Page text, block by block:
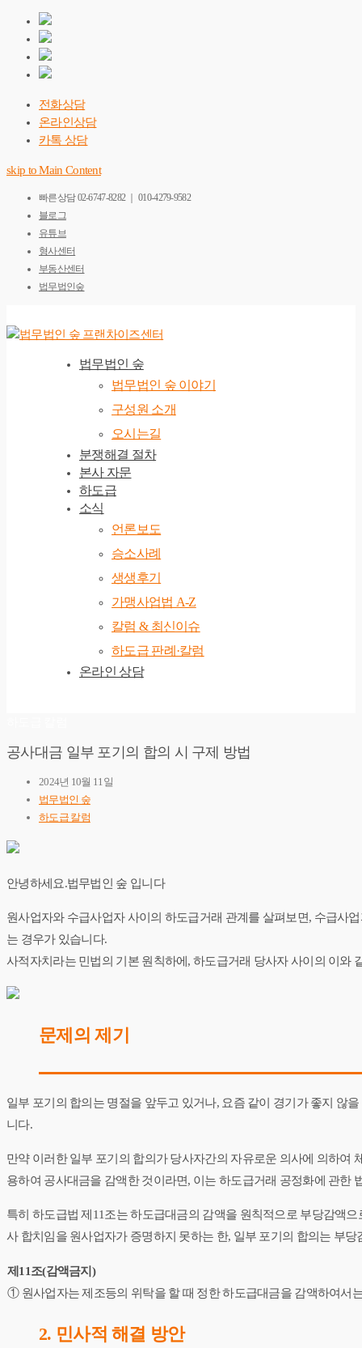
전화상담
온라인상담
카톡 상담
skip to Main Content
빠른상담02-6747-8282 ｜ 010-4279-9582
블로그
유튜브
형사센터
부동산센터
법무법인숲
법무법인 숲
법무법인 숲 이야기
구성원 소개
오시는길
분쟁해결 절차
본사 자문
하도급
소식
언론보도
승소사례
생생후기
가맹사업법 A-Z
칼럼 & 최신이슈
하도급 판례·칼럼
온라인 상담
공사대금 일부 포기의 합의 시 구제 방법
2024년 10월 11일
법무법인 숲
하도급 칼럼
안녕하세요.법무법인 숲 입니다
원사업자와 수급사업자 사이의 하도급거래 관계를 살펴보면, 수급사
는 경우가 있습니다.
사적자치라는 민법의 기본 원칙하에, 하도급거래 당사자 사이의 이와
문제의 제기
일부 포기의 합의는 명절을 앞두고 있거나, 요즘 같이 경기가 좋지 않
니다.
만약 이러한 일부 포기의 합의가 당사자간의 자유로운 의사에 의하여
용하여 공사대금을 감액한 것이라면, 이는 하도급거래 공정화에 관한
특히 하도급법 제11조는 하도급대금의 감액을 원칙적으로 부당감액
사 합치임을 원사업자가 증명하지 못하는 한, 일부 포기의 합의는 부
제11조(감액금지)
① 원사업자는 제조등의 위탁을 할 때 정한 하도급대금을 감액하여서
2. 민사적 해결 방안